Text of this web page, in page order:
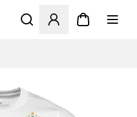
Abre un modal para iniciar